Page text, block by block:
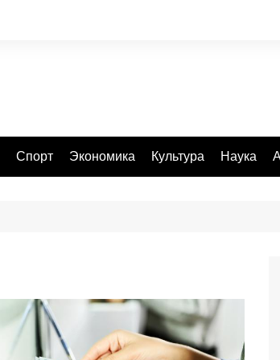
Спорт Экономика Культура Наука